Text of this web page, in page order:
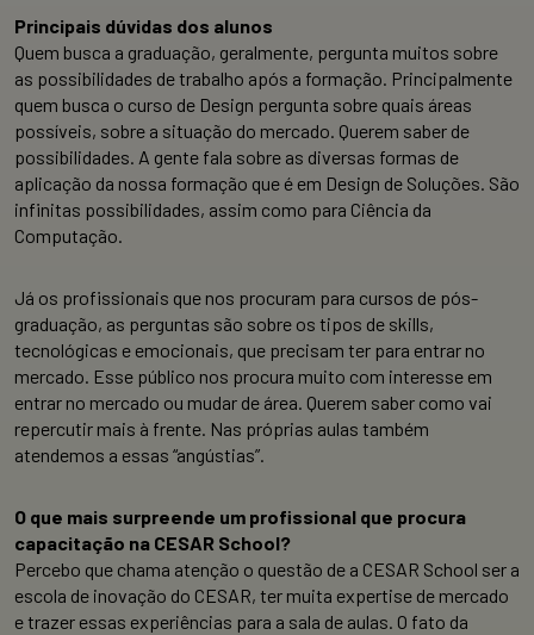
Principais dúvidas dos alunos
Quem busca a graduação, geralmente, pergunta muitos sobre
as possibilidades de trabalho após a formação. Principalmente
quem busca o curso de Design pergunta sobre quais áreas
possíveis, sobre a situação do mercado. Querem saber de
possibilidades. A gente fala sobre as diversas formas de
aplicação da nossa formação que é em Design de Soluções. São
infinitas possibilidades, assim como para Ciência da
Computação.
Já os profissionais que nos procuram para cursos de pós-
graduação, as perguntas são sobre os tipos de skills,
tecnológicas e emocionais, que precisam ter para entrar no
mercado. Esse público nos procura muito com interesse em
entrar no mercado ou mudar de área. Querem saber como vai
repercutir mais à frente. Nas próprias aulas também
atendemos a essas “angústias”.
O que mais surpreende um profissional que procura
capacitação na CESAR School?
Percebo que chama atenção o questão de a CESAR School ser a
escola de inovação do CESAR, ter muita expertise de mercado
e trazer essas experiências para a sala de aulas. O fato da